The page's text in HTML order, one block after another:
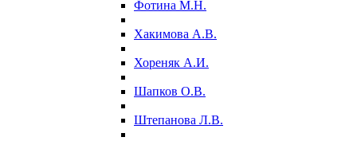
Фотина М.Н.
Хакимова А.В.
Хореняк А.И.
Шапков О.В.
Штепанова Л.В.